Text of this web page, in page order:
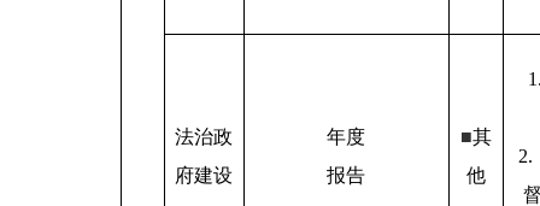
法治政
府建设
年度
报告
■其
他
2.